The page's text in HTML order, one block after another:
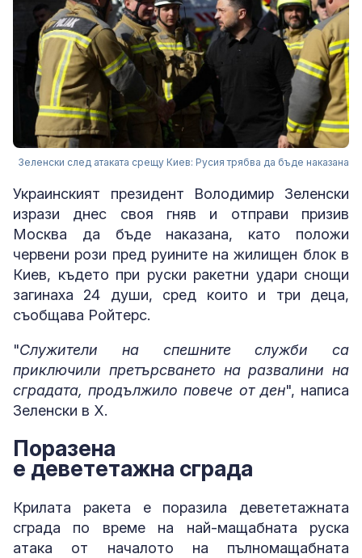
Зеленски след атаката срещу Киев: Русия трябва да бъде наказана
Украинският президент Володимир Зеленски
изрази днес своя гняв и отправи призив
Москва да бъде наказана, като положи
червени рози пред руините на жилищен блок в
Киев, където при руски ракетни удари снощи
загинаха 24 души, сред които и три деца,
съобщава Ройтерс.
"Служители на спешните служби са
приключили претърсването на развалини на
сградата, продължило повече от ден", написа
Зеленски в X.
Поразена
е девететажна сграда
Крилата ракета е поразила девететажната
сграда по време на най-мащабната руска
атака от началото на пълномащабната